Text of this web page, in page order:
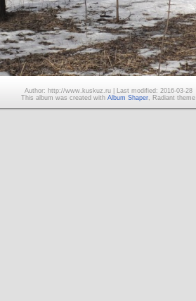
Author: http://www.kuskuz.ru | Last modified: 2016-03-28
This album was created with Album Shaper, Radiant theme